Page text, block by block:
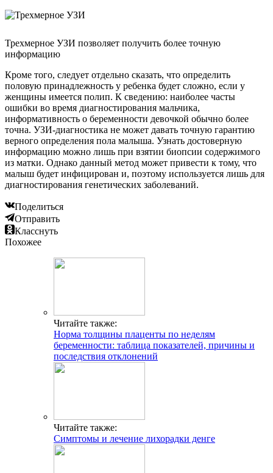
Трехмерное УЗИ позволяет получить более точную
информацию
Кроме того, следует отдельно сказать, что определить
половую принадлежность у ребенка будет сложно, если у
женщины имеется полип. К сведению: наиболее часты
ошибки во время диагностирования мальчика,
информативность о беременности девочкой обычно более
точна. УЗИ-диагностика не может давать точную гарантию
верного определения пола малыша. Узнать достоверную
информацию можно лишь при взятии биопсии содержимого
из матки. Однако данный метод может привести к тому, что
малыш будет инфицирован и, поэтому используется лишь для
диагностирования генетических заболеваний.
Поделиться
Отправить
Класснуть
Похожее
Читайте также:
Норма толщины плаценты по неделям
беременности: таблица показателей, причины и
последствия отклонений
Читайте также:
Симптомы и лечение лихорадки денге